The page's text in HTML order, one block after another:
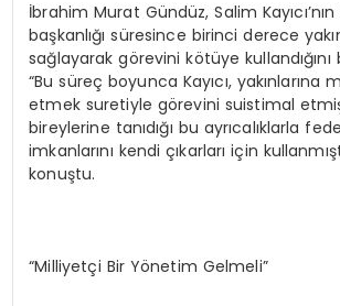
İbrahim Murat Gündüz, Salim
başkanlığı süresince birinci derece
sağlayarak görevini kötüye
“Bu süreç boyunca Kayıcı,
etmek suretiyle görevini suistimal
bireylerine tanıdığı bu ayrıcalıklarla
imkanlarını kendi çıkarları için
konuştu.
“Milliyetçi Bir Yönetim Gelmeli”